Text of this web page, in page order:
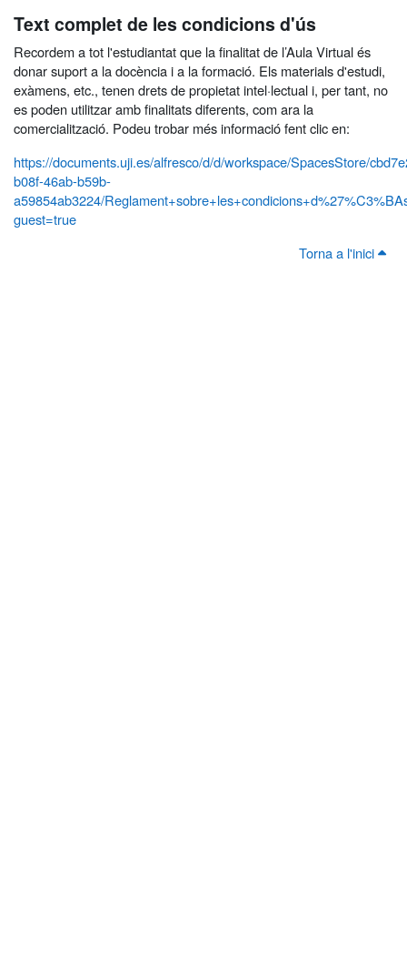
Text complet de les condicions d'ús
Recordem a tot l'estudiantat que la finalitat de l’Aula Virtual és
donar suport a la docència i a la formació. Els materials d'estudi,
exàmens, etc., tenen drets de propietat intel·lectual i, per tant, no
es poden utilitzar amb finalitats diferents, com ara la
comercialització. Podeu trobar més informació fent clic en:
https://documents.uji.es/alfresco/d/d/workspace/SpacesStore/
b08f-46ab-b59b-
a59854ab3224/
guest=true
Torna a l'inici